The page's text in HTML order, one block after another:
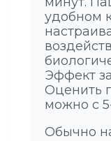
удобном
Эффект
Оценить
можно с
Обычно